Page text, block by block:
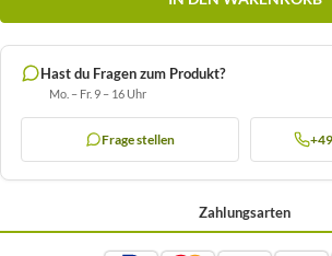
Hast du Fragen zum Produkt?
Mo. – Fr. 9 – 16 Uhr
Frage stellen
Zahlungsarten